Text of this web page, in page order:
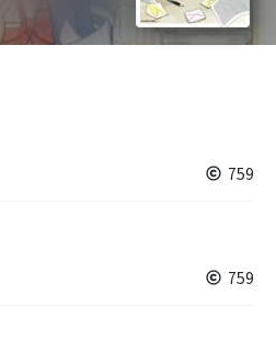
759
759